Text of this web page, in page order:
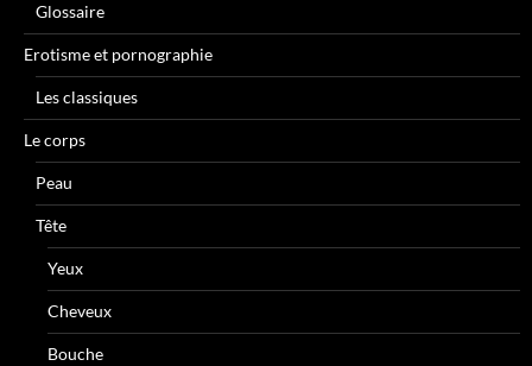
Glossaire
Erotisme et pornographie
Les classiques
Le corps
Peau
Tête
Yeux
Cheveux
Bouche